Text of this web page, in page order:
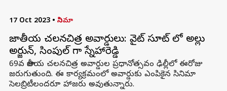
17 Oct 2023 • సినిమా
జాతీయ చలనచిత్ర అవార్డులు: వైట్ సూట్ లో అల్లు
అర్జున్, సింపుల్ గా స్నేహారెడ్డి
69వ జాతీయ చలనచిత్ర అవార్డుల ప్రధానోత్సవం ఢిల్లీలో ఈరోజు
జరుగుతుంది. ఈ కార్యక్రమంలో అవార్డుకు ఎంపికైన సినిమా
సెలబ్రిటీలందరూ హాజరు అవుతున్నారు.